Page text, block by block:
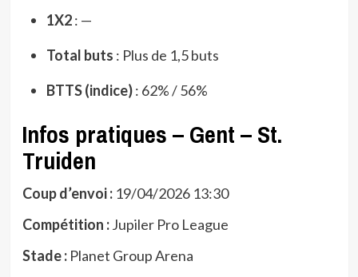
1X2: —
Total buts : Plus de 1,5 buts
BTTS (indice): 62% / 56%
Infos pratiques – Gent – St.
Truiden
Coup d’envoi :19/04/2026 13:30
Compétition :Jupiler Pro League
Stade :Planet Group Arena